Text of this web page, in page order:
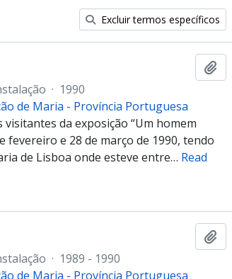
Excluir termos específicos
· 1990
de Maria - Província Portuguesa
da exposição “Um homem
fevereiro e 28 de março de 1990, tendo
de Lisboa onde esteve entre… Read
· 1989 - 1990
de Maria - Província Portuguesa